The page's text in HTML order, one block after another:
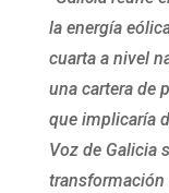
la energía
cuarta a nivel
una cartera de
que implicaría
Voz de Galicia
transformación